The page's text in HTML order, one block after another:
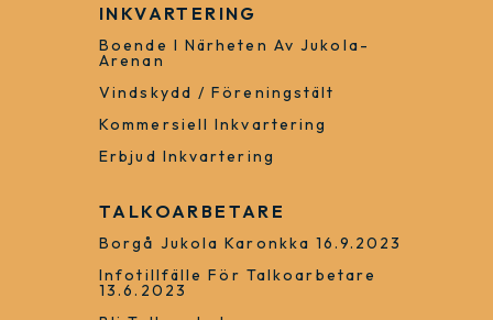
Gamla Kartor
Det Förbjudna Träningsområdet
Banläggarnas Blogg
För-Jukola 17.9.2022
INKVARTERING
Boende I Närheten Av Jukola-
Arenan
Vindskydd / Föreningstält
Kommersiell Inkvartering
Erbjud Inkvartering